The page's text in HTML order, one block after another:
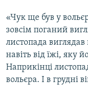
«Чук ще був у
зовсім поганий
листопада виглядав
навіть від їжі, яку
Наприкінці
вольєра. І в грудні